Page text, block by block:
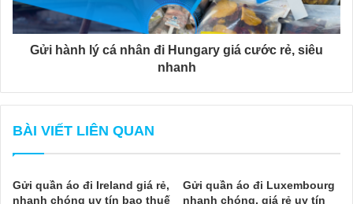
Gửi hành lý cá nhân đi Hungary giá cước rẻ, siêu
nhanh
BÀI VIẾT LIÊN QUAN
Gửi quần áo đi Ireland giá rẻ,
nhanh chóng uy tín bao thuế
Gửi quần áo đi Luxembourg
nhanh chóng, giá rẻ uy tín